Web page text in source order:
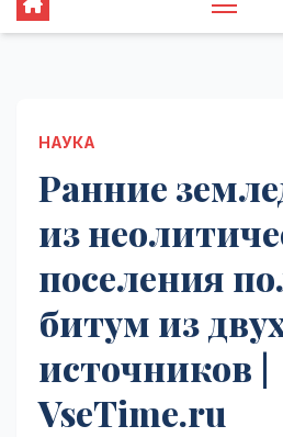
НАУКА
Ранние
из
поселения
битум из
источников |
VseTime.ru